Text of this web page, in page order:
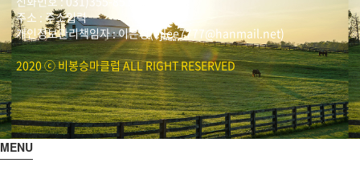
주소 : 주소입력
개인정보관리책임자 : 이은정(ejlee7777@hanmail.net)
2020 ⓒ 비봉승마클럽 ALL RIGHT RESERVED
MENU